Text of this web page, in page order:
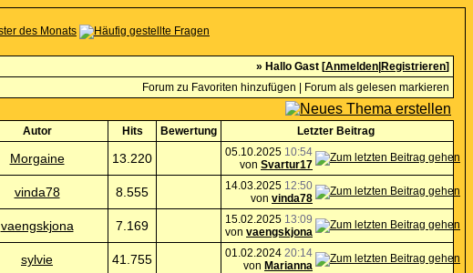
» Hallo Gast [Anmelden Registrieren]
Forum zu Favoriten hinzufügen
Forum als gelesen markieren
Autor Hits Bewertung Letzter Beitrag
Morgaine 13.220 05.10.2025 10:54
von Svartur17
vinda78 8.555 14.03.2025 12:50
von vinda78
vaengskjona 7.169 15.02.2025 13:09
von vaengskjona
sylvie 41.755 01.02.2024 20:14
von Marianna